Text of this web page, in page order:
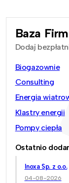
Baza Firm
Dodaj
Biogazownie
Consulting
Energia
Klastry energii
Pompy ciepła
Ostatnio
Inoxa Sp. z o.o.
04-08-2026